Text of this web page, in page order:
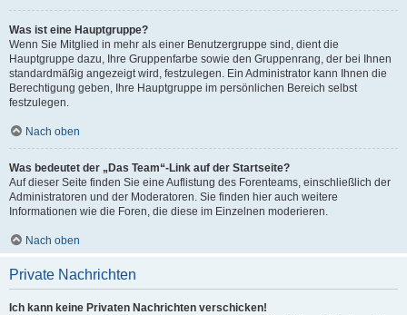
Was ist eine Hauptgruppe?
Wenn Sie Mitglied in mehr als einer Benutzergruppe sind, dient die
Hauptgruppe dazu, Ihre Gruppenfarbe sowie den Gruppenrang, der bei Ihnen
standardmäßig angezeigt wird, festzulegen. Ein Administrator kann Ihnen die
Berechtigung geben, Ihre Hauptgruppe im persönlichen Bereich selbst
festzulegen.
Nach oben
Was bedeutet der „Das Team“-Link auf der Startseite?
Auf dieser Seite finden Sie eine Auflistung des Forenteams, einschließlich der
Administratoren und der Moderatoren. Sie finden hier auch weitere
Informationen wie die Foren, die diese im Einzelnen moderieren.
Nach oben
Private Nachrichten
Ich kann keine Privaten Nachrichten verschicken!